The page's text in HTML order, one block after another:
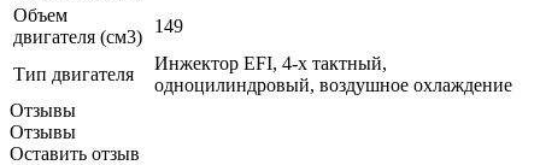
Объем
двигателя (см3)
149
Тип двигателя
Инжектор EFI, 4-х тактный,
одноцилиндровый, воздушное охлаждение
Отзывы
Отзывы
Оставить отзыв